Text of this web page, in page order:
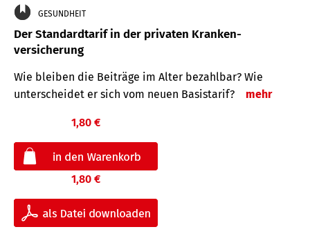
GESUNDHEIT
Der Standard­tarif in der privaten Kranken­
versicherung
Wie bleiben die Beiträge im Alter bezahlbar? Wie
unterscheidet er sich vom neuen Basistarif?
mehr
1,80 €
1,80 €